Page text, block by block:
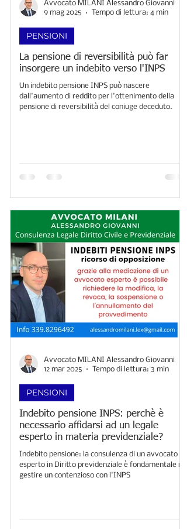
La pensione di reversibilità può far
insorgere un indebito verso l'INPS
Un indebito pensione INPS può nascere
dall'aumento di reddito per l'ottenimento della
pensione di reversibilità del coniuge deceduto.
PENSIONI
Avvocato MILANI Alessandro Giovanni
9 mag 2025
Tempo di lettura: 4 min
Indebito pensione INPS: perchè è
necessario affidarsi ad un legale
esperto in materia previdenziale?
Indebito pensione: la consulenza di un avvocato
esperto in Diritto previdenziale è fondamentale nel
gestire un contenzioso con l'INPS
PENSIONI
Avvocato MILANI Alessandro Giovanni
12 mar 2025
Tempo di lettura: 3 min